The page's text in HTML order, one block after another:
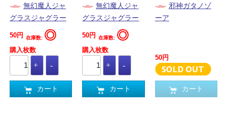
無幻魔人ジャ
グラスジャグラー
50円 在庫数: ◎
購入枚数
カート
無幻魔人ジャ
グラスジャグラー
50円 在庫数: ◎
購入枚数
カート
邪神ガタノゾ
ーア
50円
カート